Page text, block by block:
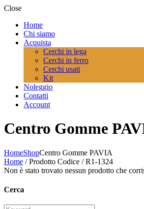
Close
Home
Chi siamo
Acquista
Cerchi in lega
Cerchi in ferro
Cerchi usati
Kit
Noleggio
Contatti
Account
Centro Gomme
HomeShopCentro Gomme PAVIA
Home / Prodotto Codice / R1-1324
Non è stato trovato nessun prodotto che
Cerca